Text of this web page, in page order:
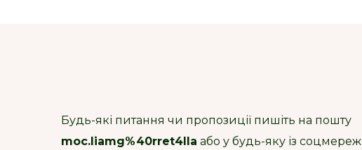
Будь-які питання чи пропозиції пишіть на пошту
moc.liamg%40rret4lla або у будь-яку із соцмереж